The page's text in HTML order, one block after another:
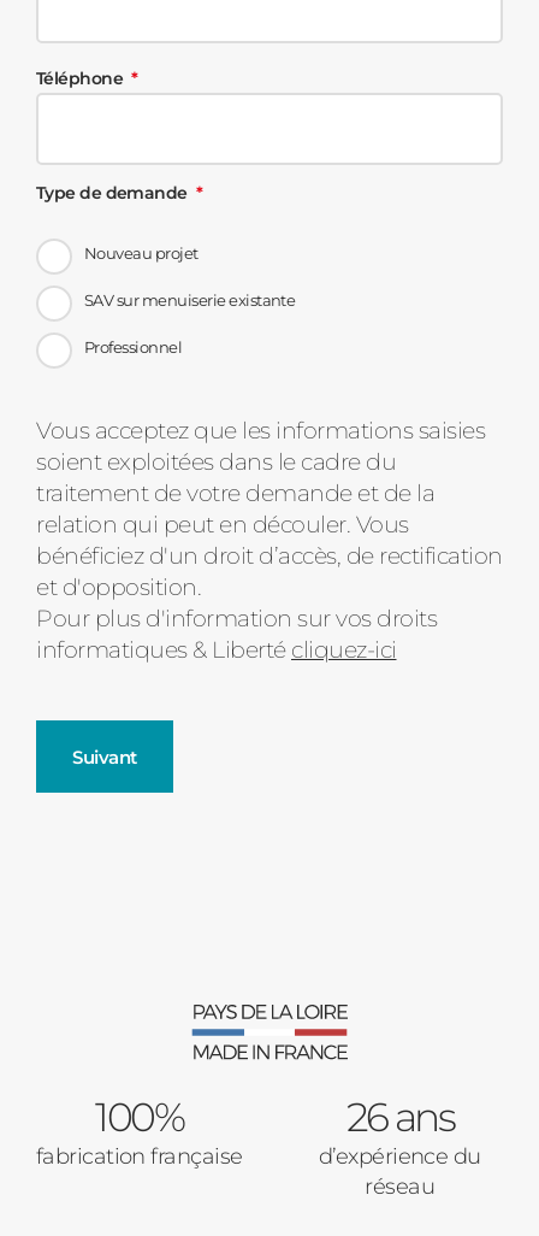
Téléphone
Type de demande
Nouveau projet
SAV sur menuiserie existante
Professionnel
Message
d'état
Vous acceptez que les informations saisies
soient exploitées dans le cadre du
traitement de votre demande et de la
relation qui peut en découler. Vous
bénéficiez d'un droit d’accès, de rectification
et d'opposition.
Pour plus d'information sur vos droits
informatiques & Liberté cliquez-ici
Suivant
Verrière intérieures
Baies Vitrées
Pavillon
100%
fabrication française
26 ans
d’expérience du
réseau